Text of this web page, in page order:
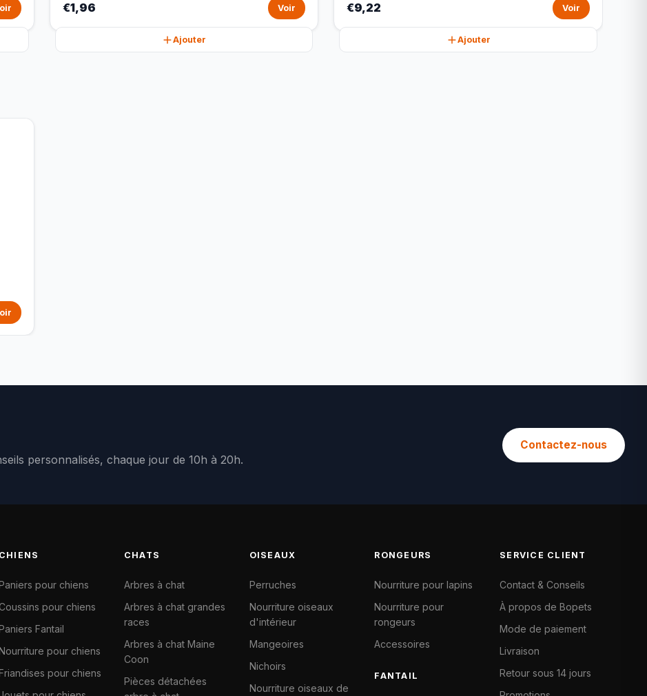
€1,96 Voir
Ajouter
€9,22 Voir
Ajouter
personnalisés, chaque jour de 10h à 20h.
Contactez-nous
CHIENS
pour chiens
Coussins pour chiens
Fantail
pour chiens
pour chiens
CHATS
Arbres à chat
Arbres à chat grandes
races
Arbres à chat Maine
Coon
Pièces détachées
OISEAUX
Perruches
Nourriture oiseaux
d'intérieur
Mangeoires
Nichoirs
Nourriture oiseaux de
RONGEURS
Nourriture pour lapins
Nourriture pour
rongeurs
Accessoires
FANTAIL
SERVICE CLIENT
Contact & Conseils
À propos de Bopets
Mode de paiement
Livraison
Retour sous 14 jours